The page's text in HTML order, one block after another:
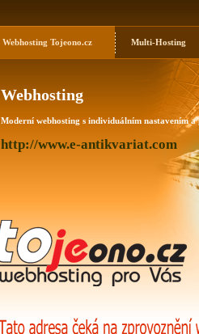
Webhosting Tojeono.cz Multi-Hosting
Webhosting
Moderní webhosting s individuálním nastavením a
http://www.e-antikvariat.com